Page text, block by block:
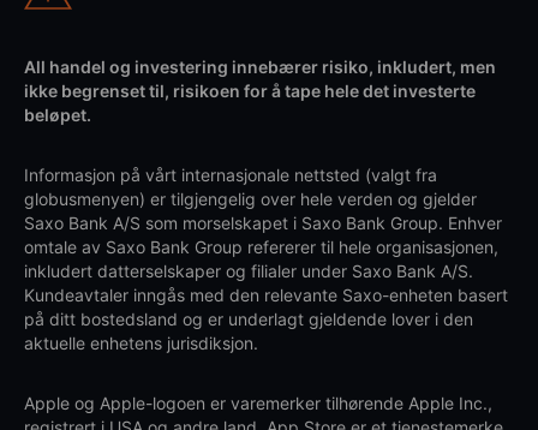
All handel og investering innebærer risiko, inkludert, men
ikke begrenset til, risikoen for å tape hele det investerte
beløpet.
Informasjon på vårt internasjonale nettsted (valgt fra
globusmenyen) er tilgjengelig over hele verden og gjelder
Saxo Bank A/S som morselskapet i Saxo Bank Group. Enhver
omtale av Saxo Bank Group refererer til hele organisasjonen,
inkludert datterselskaper og filialer under Saxo Bank A/S.
Kundeavtaler inngås med den relevante Saxo-enheten basert
på ditt bostedsland og er underlagt gjeldende lover i den
aktuelle enhetens jurisdiksjon.
Apple og Apple-logoen er varemerker tilhørende Apple Inc.,